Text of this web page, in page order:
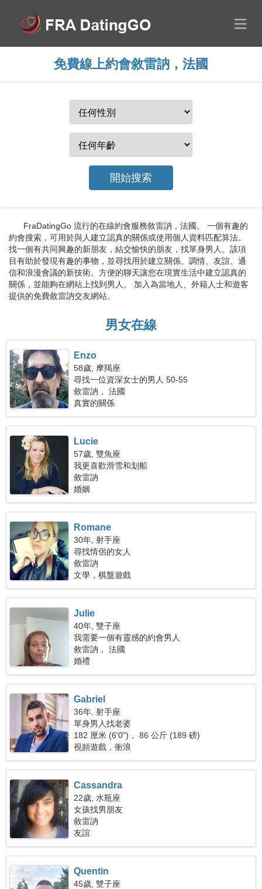
免費線上約會敘雷訥，法國
FraDatingGo 流行的在線約會服務敘雷訥，法國。 一個有趣的
約會搜索，可用於與人建立認真的關係或使用個人資料匹配算法。
找一個有共同興趣的新朋友，結交愉快的朋友，找單身男人。該項
目有助於發現有趣的事物，並尋找用於建立關係、調情、友誼、通
信和浪漫會議的新技術。方便的聊天讓您在現實生活中建立認真的
關係，並能夠在網站上找到男人。 加入為當地人、外籍人士和遊客
提供的免費敘雷訥交友網站。
男女在線
Enzo
58歲, 摩羯座
尋找一位資深女士的男人 50-55
敘雷訥， 法國
真實的關係
Lucie
57歲, 雙魚座
我更喜歡滑雪和划船
敘雷訥
婚姻
Romane
30年, 射手座
尋找情侶的女人
敘雷訥
文學，棋盤遊戲
Julie
40年, 雙子座
我需要一個有靈感的約會男人
敘雷訥， 法國
婚禮
Gabriel
36年, 射手座
單身男人找老婆
182 厘米 (6'0")， 86 公斤 (189 磅)
視頻遊戲，衝浪
Cassandra
22歲, 水瓶座
女孩找男朋友
敘雷訥
友誼
Quentin
45歲, 雙子座